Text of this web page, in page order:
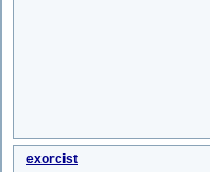
exorcist